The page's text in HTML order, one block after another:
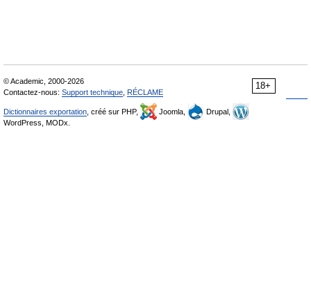
18+
© Academic, 2000-2026
Contactez-nous: Support technique RÉCLAME
Dictionnaires exportation , créé sur PHP, Joomla,
Drupal,
WordPress, MODx.